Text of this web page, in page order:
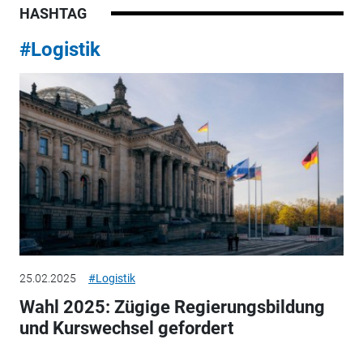
HASHTAG
#Logistik
25.02.2025 #Logistik
Wahl 2025: Zügige Regierungsbildung
und Kurswechsel gefordert